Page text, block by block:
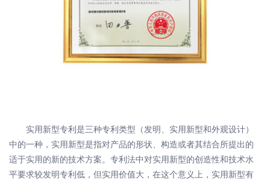
实用新型专利是三种专利类型（发明、实用新型和外观设计）
中的一种，实用新型是指对产品的形状、构造或者其结合所提出的
适于实用的新的技术方案。专利法中对实用新型的创造性和技术水
平要求较发明专利低，但实用价值大，在这个意义上，实用新型有